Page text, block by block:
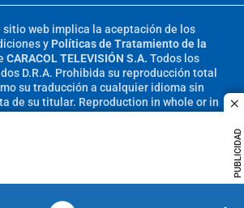
PUBLICIDAD
sitio web implica la aceptación de los
y Políticas de Tratamiento de la
CARACOL TELEVISIÓN S.A. Todos los
D.R.A. Prohibida su reproducción total
su traducción a cualquier idioma sin
de su titular. Reproduction in whole or in